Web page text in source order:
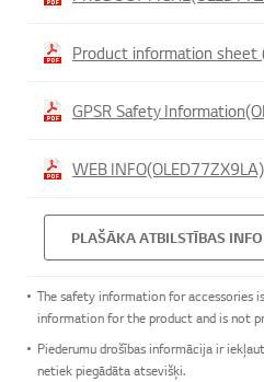
Product information sheet
GPSR Safety
WEB INFO(OLED77ZX9LA)
PLAŠĀKA ATBILSTĪBAS
The safety information for accessories
information for the product and is not
Piederumu drošības informācija ir
netiek piegādāta atsevišķi.